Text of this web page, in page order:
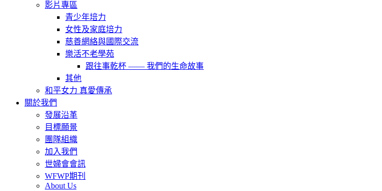
影片專區
青少年培力
女性及家庭培力
慈善網絡與國際交流
樂活不老學苑
跟往事乾杯 —— 我們的生命故事
其他
和平女力 真愛傳承
關於我們
發展沿革
目標願景
團隊組織
加入我們
世婦會會訊
WFWP期刊
About Us